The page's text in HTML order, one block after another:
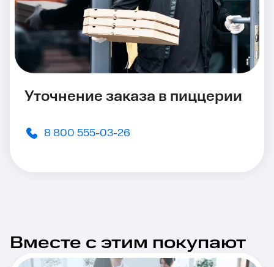
Уточнение заказа в пиццерии
8 800 555-03-26
Вместе с этим покупают